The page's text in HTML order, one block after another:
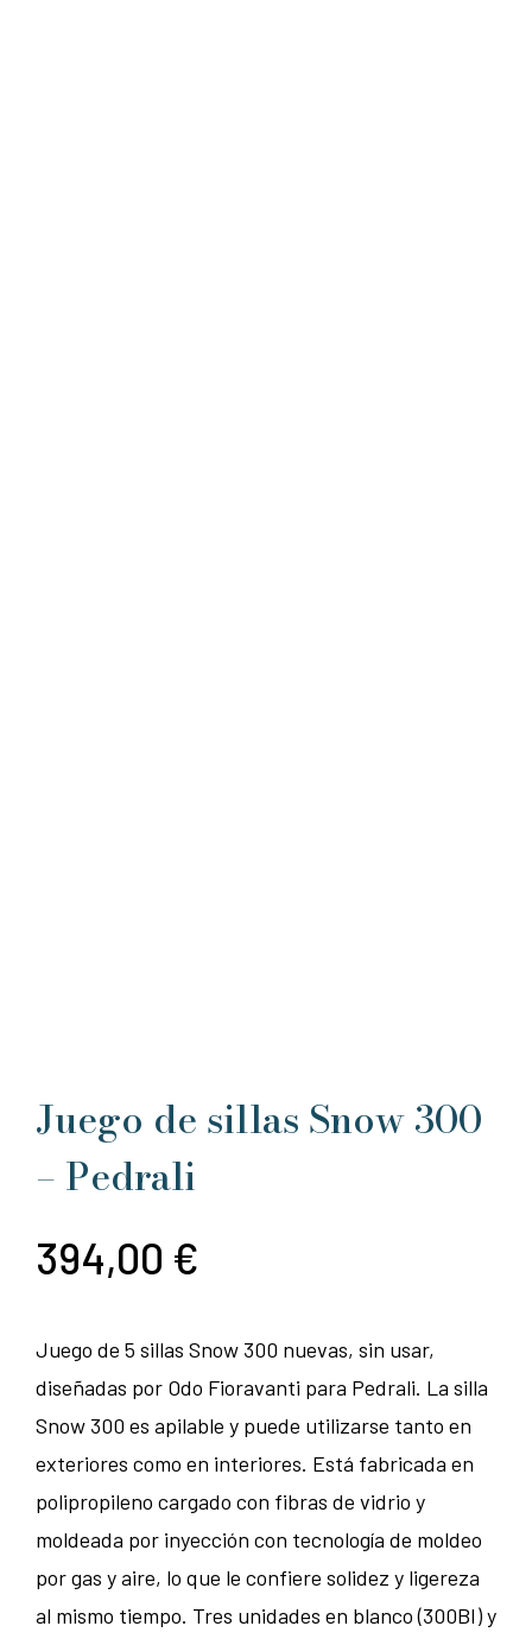
Juego de sillas Snow 300
– Pedrali
394,00 €
Juego de 5 sillas Snow 300 nuevas, sin usar,
diseñadas por Odo Fioravanti para Pedrali. La silla
Snow 300 es apilable y puede utilizarse tanto en
exteriores como en interiores. Está fabricada en
polipropileno cargado con fibras de vidrio y
moldeada por inyección con tecnología de moldeo
por gas y aire, lo que le confiere solidez y ligereza
al mismo tiempo. Tres unidades en blanco (300BI) y